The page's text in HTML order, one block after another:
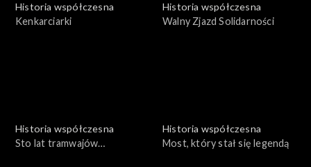
Historia współczesna
Kenkarciarki
Historia współczesna
Walny Zjazd Solidarności
Historia współczesna
Sto lat tramwajów
Historia współczesna
Most, który stał się legendą